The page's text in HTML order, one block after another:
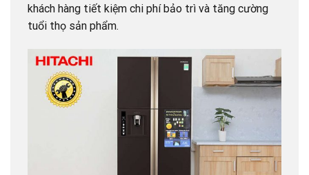
khách hàng tiết kiệm chi phí bảo trì và tăng cường
tuổi thọ sản phẩm.